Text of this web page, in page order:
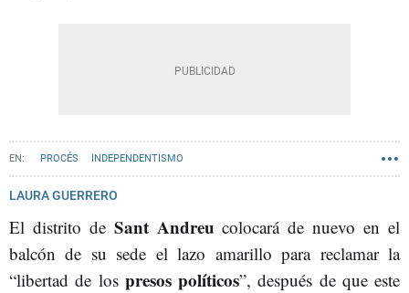
PROCÉS INDEPENDENTISMO
LAURA GUERRERO
El distrito de Sant Andreu colocará de nuevo en el
balcón de su sede el lazo amarillo para reclamar la
“libertad de los presos políticos”, después de que este